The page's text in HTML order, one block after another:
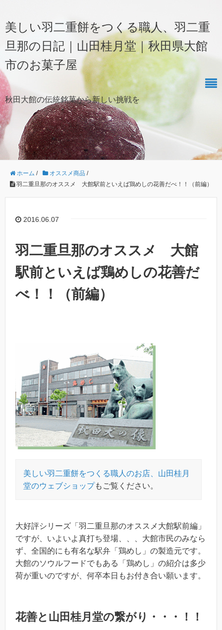
美しい羽二重餅をつくる職人、羽二重
旦那の日記｜山田桂月堂｜秋田県大館
市のお菓子屋
秋田大館の伝統銘菓から新しい挑戦を
ホーム / オススメ商品 /
羽二重旦那のオススメ 大館駅前といえば鶏めしの花善だべ！！（前編）
2016.06.07
羽二重旦那のオススメ 大館
駅前といえば鶏めしの花善だ
べ！！（前編）
美しい羽二重餅をつくる職人のお店、山田桂月
堂のウェブショップもご覧ください。
大好評シリーズ「羽二重旦那のオススメ大館駅前編」
ですが、いよいよ真打ち登場、、、大館市民のみなら
ず、全国的にも有名な駅弁「鶏めし」の製造元です。
大館のソウルフードでもある「鶏めし」の紹介は多少
荷が重いのですが、何卒本日もお付き合い願います。
花善と山田桂月堂の繋がり・・・！！